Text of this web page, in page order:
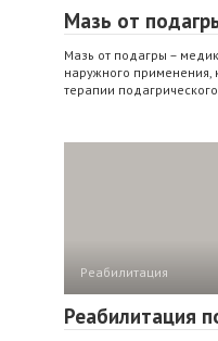
Мазь от
Мазь от подагры –
наружного применения,
терапии
Реабилитация
Реабилитация